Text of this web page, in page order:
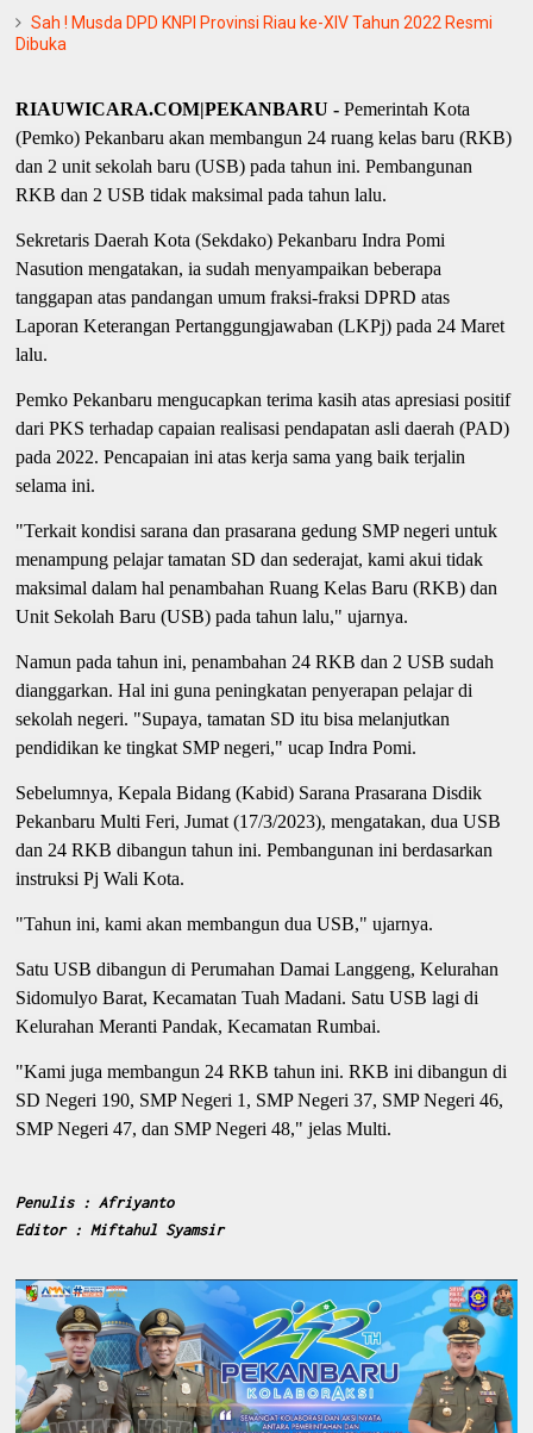
Sah ! Musda DPD KNPI Provinsi Riau ke-XIV Tahun 2022 Resmi
Dibuka
RIAUWICARA.COM|PEKANBARU - Pemerintah Kota
(Pemko) Pekanbaru akan membangun 24 ruang kelas baru (RKB)
dan 2 unit sekolah baru (USB) pada tahun ini. Pembangunan
RKB dan 2 USB tidak maksimal pada tahun lalu.
Sekretaris Daerah Kota (Sekdako) Pekanbaru Indra Pomi
Nasution mengatakan, ia sudah menyampaikan beberapa
tanggapan atas pandangan umum fraksi-fraksi DPRD atas
Laporan Keterangan Pertanggungjawaban (LKPj) pada 24 Maret
lalu.
Pemko Pekanbaru mengucapkan terima kasih atas apresiasi positif
dari PKS terhadap capaian realisasi pendapatan asli daerah (PAD)
pada 2022. Pencapaian ini atas kerja sama yang baik terjalin
selama ini.
"Terkait kondisi sarana dan prasarana gedung SMP negeri untuk
menampung pelajar tamatan SD dan sederajat, kami akui tidak
maksimal dalam hal penambahan Ruang Kelas Baru (RKB) dan
Unit Sekolah Baru (USB) pada tahun lalu," ujarnya.
Namun pada tahun ini, penambahan 24 RKB dan 2 USB sudah
dianggarkan. Hal ini guna peningkatan penyerapan pelajar di
sekolah negeri. "Supaya, tamatan SD itu bisa melanjutkan
pendidikan ke tingkat SMP negeri," ucap Indra Pomi.
Sebelumnya, Kepala Bidang (Kabid) Sarana Prasarana Disdik
Pekanbaru Multi Feri, Jumat (17/3/2023), mengatakan, dua USB
dan 24 RKB dibangun tahun ini. Pembangunan ini berdasarkan
instruksi Pj Wali Kota.
"Tahun ini, kami akan membangun dua USB," ujarnya.
Satu USB dibangun di Perumahan Damai Langgeng, Kelurahan
Sidomulyo Barat, Kecamatan Tuah Madani. Satu USB lagi di
Kelurahan Meranti Pandak, Kecamatan Rumbai.
"Kami juga membangun 24 RKB tahun ini. RKB ini dibangun di
SD Negeri 190, SMP Negeri 1, SMP Negeri 37, SMP Negeri 46,
SMP Negeri 47, dan SMP Negeri 48," jelas Multi.
Penulis : Afriyanto
Editor : Miftahul Syamsir